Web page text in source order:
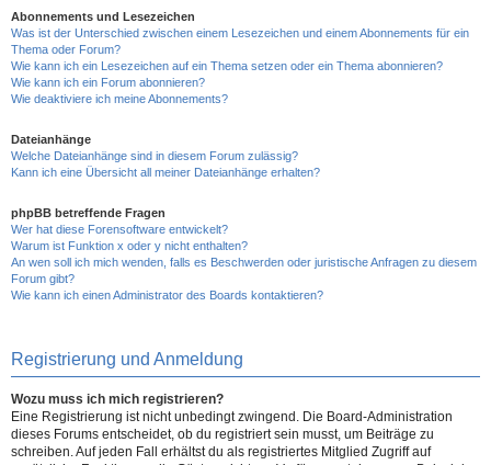
Abonnements und Lesezeichen
Was ist der Unterschied zwischen einem Lesezeichen und einem Abonnements für ein
Thema oder Forum?
Wie kann ich ein Lesezeichen auf ein Thema setzen oder ein Thema abonnieren?
Wie kann ich ein Forum abonnieren?
Wie deaktiviere ich meine Abonnements?
Dateianhänge
Welche Dateianhänge sind in diesem Forum zulässig?
Kann ich eine Übersicht all meiner Dateianhänge erhalten?
phpBB betreffende Fragen
Wer hat diese Forensoftware entwickelt?
Warum ist Funktion x oder y nicht enthalten?
An wen soll ich mich wenden, falls es Beschwerden oder juristische Anfragen zu diesem
Forum gibt?
Wie kann ich einen Administrator des Boards kontaktieren?
Registrierung und Anmeldung
Wozu muss ich mich registrieren?
Eine Registrierung ist nicht unbedingt zwingend. Die Board-Administration
dieses Forums entscheidet, ob du registriert sein musst, um Beiträge zu
schreiben. Auf jeden Fall erhältst du als registriertes Mitglied Zugriff auf